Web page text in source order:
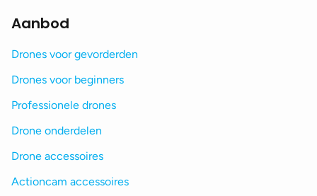
Aanbod
Drones voor gevorderden
Drones voor beginners
Professionele drones
Drone onderdelen
Drone accessoires
Actioncam accessoires